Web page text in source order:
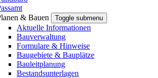
& Bauen
Toggle submenu
Aktuelle Informationen
Bauverwaltung
Formulare & Hinweise
Baugebiete & Bauplätze
Bauleitplanung
Bestandsunterlagen